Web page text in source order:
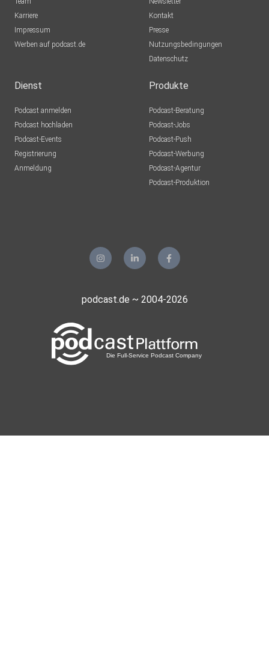
Karriere
Impressum
Werben auf podcast.de
Kontakt
Presse
Nutzungsbedingungen
Datenschutz
Dienst
Podcast anmelden
Podcast hochladen
Podcast-Events
Registrierung
Anmeldung
Produkte
Podcast-Beratung
Podcast-Jobs
Podcast-Push
Podcast-Werbung
Podcast-Agentur
Podcast-Produktion
podcast.de ~ 2004-2026